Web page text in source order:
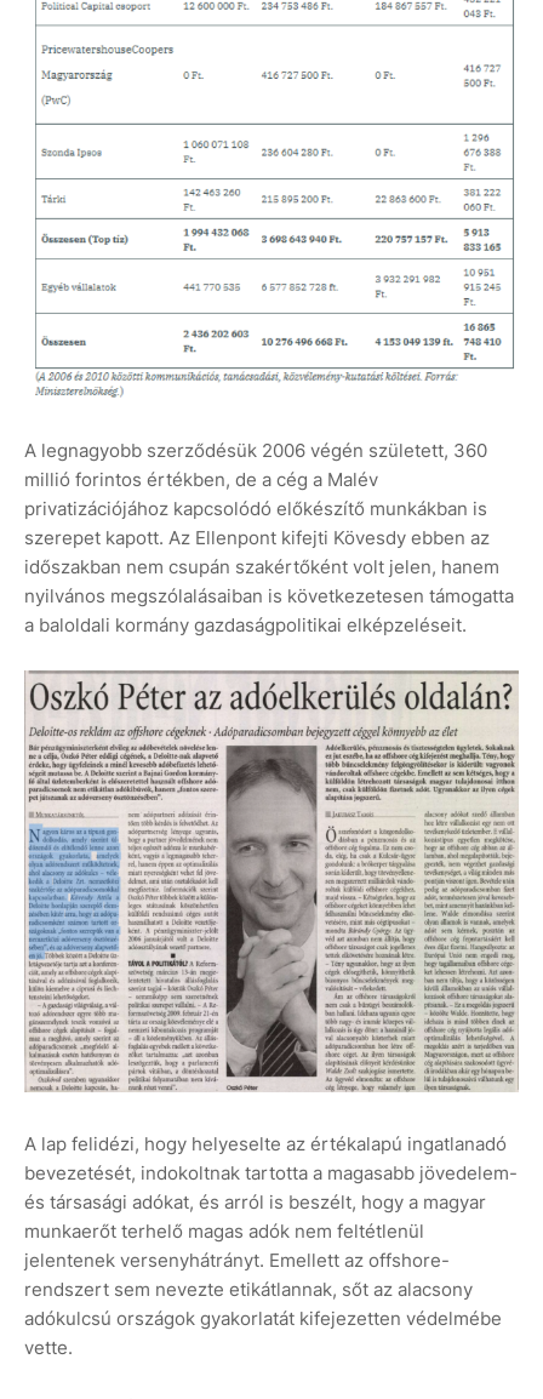
A legnagyobb szerződésük 2006 végén született, 360
millió forintos értékben, de a cég a Malév
privatizációjához kapcsolódó előkészítő munkákban is
szerepet kapott. Az Ellenpont kifejti Kövesdy ebben az
időszakban nem csupán szakértőként volt jelen, hanem
nyilvános megszólalásaiban is következetesen támogatta
a baloldali kormány gazdaságpolitikai elképzeléseit.
A lap felidézi, hogy helyeselte az értékalapú ingatlanadó
bevezetését, indokoltnak tartotta a magasabb jövedelem-
és társasági adókat, és arról is beszélt, hogy a magyar
munkaerőt terhelő magas adók nem feltétlenül
jelentenek versenyhátrányt. Emellett az offshore-
rendszert sem nevezte etikátlannak, sőt az alacsony
adókulcsú országok gyakorlatát kifejezetten védelmébe
vette.